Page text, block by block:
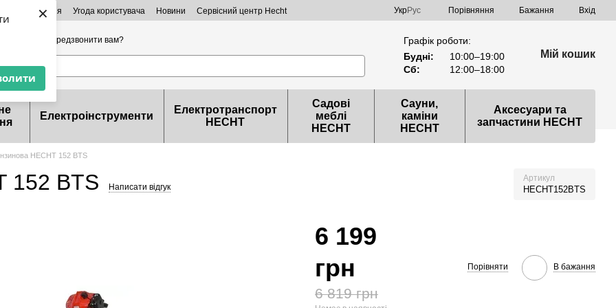
×
інформація Угода користувача Новини
Сервісний центр Hecht
УкрРус Порівняння Бажання Вхід
99-46 Передзвонити вам?
Графік роботи:
Будні:
10:00–19:00
Сб:
12:00–18:00
Мій кошик
Електроінструменти
Електротранспорт
HECHT
Садові
меблі
HECHT
Сауни,
каміни
HECHT
Аксесуари та
запчастини HECHT
HECHT 152 BTS
152 BTS Написати відгук
Артикул
HECHT152BTS
6 199
грн
6 819 грн
Порівняти В бажання